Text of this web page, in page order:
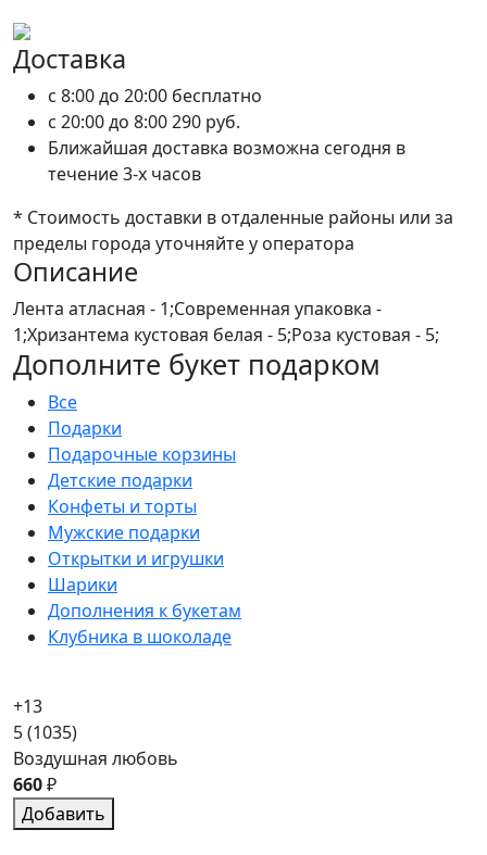
Доставка
c 8:00 до 20:00 бесплатно
c 20:00 до 8:00290 руб.
Ближайшая доставка возможна сегодня в
течение 3-х часов
* Стоимость доставки в отдаленные районы или за
пределы города уточняйте у оператора
Описание
Лента атласная - 1;Современная упаковка -
1;Хризантема кустовая белая - 5;Роза кустовая - 5;
Дополните букет подарком
Все
Подарки
Подарочные корзины
Детские подарки
Конфеты и торты
Мужские подарки
Открытки и игрушки
Шарики
Дополнения к букетам
Клубника в шоколаде
+13
5(1035)
Воздушная любовь
660₽
Добавить